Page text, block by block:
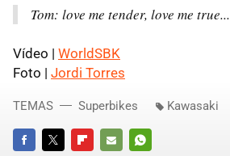
Tom: love me tender, love me true...
Vídeo | WorldSBK
Foto | Jordi Torres
TEMAS Superbikes Kawasaki